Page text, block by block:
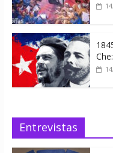
Entrevistas